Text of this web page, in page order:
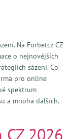
Na Forbetcz CZ
o nejnovějších
sázení. Co
pro online
spektrum
a mnoha dalších.
2026